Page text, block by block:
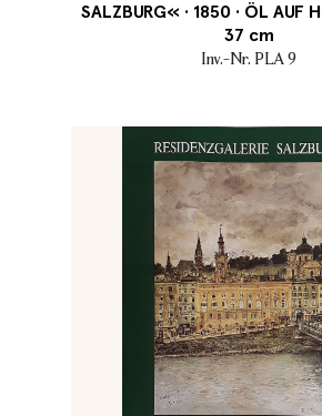
SALZBURG« · 1850 · ÖL AUF
37 cm
Inv.-Nr. PLA 9